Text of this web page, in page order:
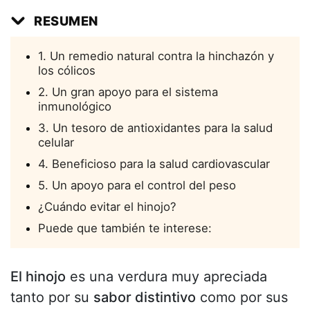
RESUMEN
1. Un remedio natural contra la hinchazón y
los cólicos
2. Un gran apoyo para el sistema
inmunológico
3. Un tesoro de antioxidantes para la salud
celular
4. Beneficioso para la salud cardiovascular
5. Un apoyo para el control del peso
¿Cuándo evitar el hinojo?
Puede que también te interese:
El hinojo es una verdura muy apreciada
tanto por su sabor distintivo como por sus